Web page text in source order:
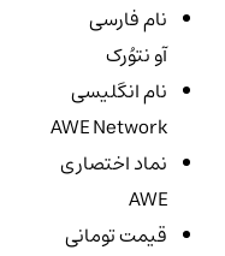
نام فارسی
آو نتوُرک
نام انگلیسی
AWE Network
نماد اختصاری
AWE
قیمت تومانی